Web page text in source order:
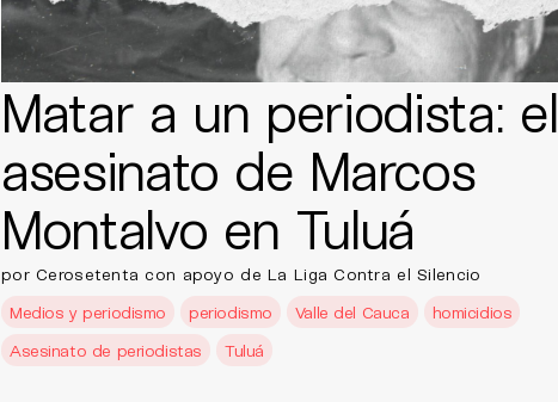
Matar a un periodista: el
asesinato de Marcos
Montalvo en Tuluá
por Cerosetenta con apoyo de La Liga Contra el Silencio
Medios y periodismo
periodismo Valle del Cauca
homicidios
Asesinato de periodistas
Tuluá